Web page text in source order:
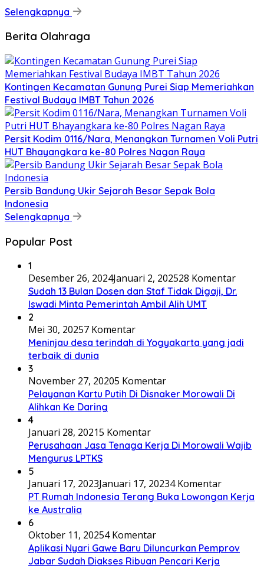
Selengkapnya
Berita Olahraga
Kontingen Kecamatan Gunung Purei Siap Memeriahkan
Festival Budaya IMBT Tahun 2026
Persit Kodim 0116/Nara, Menangkan Turnamen Voli Putri
HUT Bhayangkara ke-80 Polres Nagan Raya
Persib Bandung Ukir Sejarah Besar Sepak Bola
Indonesia
Selengkapnya
Popular Post
1
Desember 26, 2024Januari 2, 202528 Komentar
Sudah 13 Bulan Dosen dan Staf Tidak Digaji, Dr.
Iswadi Minta Pemerintah Ambil Alih UMT
2
Mei 30, 20257 Komentar
Meninjau desa terindah di Yogyakarta yang jadi
terbaik di dunia
3
November 27, 20205 Komentar
Pelayanan Kartu Putih Di Disnaker Morowali Di
Alihkan Ke Daring
4
Januari 28, 20215 Komentar
Perusahaan Jasa Tenaga Kerja Di Morowali Wajib
Mengurus LPTKS
5
Januari 17, 2023Januari 17, 20234 Komentar
PT Rumah Indonesia Terang Buka Lowongan Kerja
ke Australia
6
Oktober 11, 20254 Komentar
Aplikasi Nyari Gawe Baru Diluncurkan Pemprov
Jabar Sudah Diakses Ribuan Pencari Kerja